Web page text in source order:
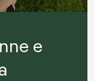
e